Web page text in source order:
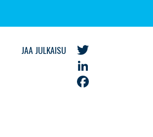
JAA JULKAISU
Twitter
LinkedIn